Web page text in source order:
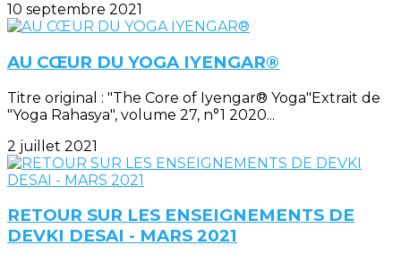
10 septembre 2021
AU CŒUR DU YOGA IYENGAR®
Titre original : "The Core of Iyengar® Yoga"Extrait de
"Yoga Rahasya", volume 27, n°1 2020...
2 juillet 2021
RETOUR SUR LES ENSEIGNEMENTS DE
DEVKI DESAI - MARS 2021